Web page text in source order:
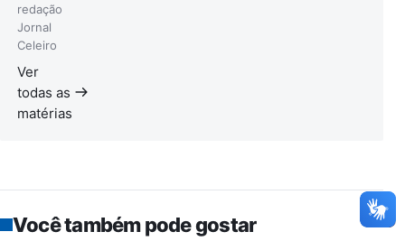
redação
Jornal
Celeiro
Ver
todas as
matérias
Você também pode gostar